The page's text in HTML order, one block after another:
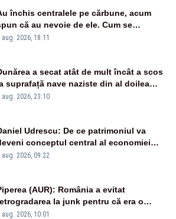
închis centralele pe cărbune, acum
că au nevoie de ele. Cum se
vina în plină criză energetică
aug. 2026, 18:11
a secat atât de mult încât a scos
suprafață nave naziste din al doilea
mondial
aug. 2026, 23:10
Udrescu: De ce patrimoniul va
conceptul central al economiei
aug. 2026, 09:22
(AUR): România a evitat
la junk pentru că era o
pentru bănci și fondurile de
aug. 2026, 10:01